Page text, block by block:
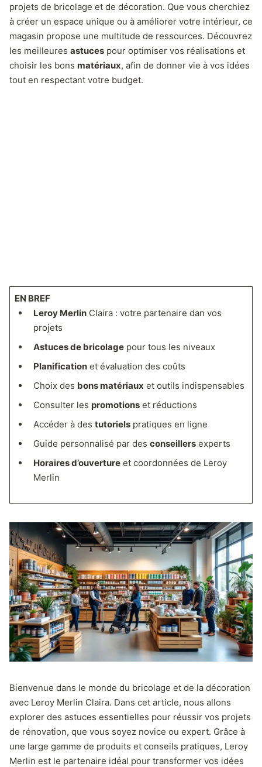
projets de bricolage et de décoration. Que vous cherchiez
à créer un espace unique ou à améliorer votre intérieur, ce
magasin propose une multitude de ressources. Découvrez
les meilleures astuces pour optimiser vos réalisations et
choisir les bons matériaux, afin de donner vie à vos idées
tout en respectant votre budget.
EN BREF
Leroy MerlinClaira : votre partenaire dan vos
projets
Astuces de bricolagepour tous les niveaux
Planificationet évaluation des coûts
Choix des bons matériaux et outils indispensables
Consulter les promotionset réductions
Accéder à des tutorielspratiques en ligne
Guide personnalisé par des conseillersexperts
Horaires d’ouvertureet coordonnées de Leroy
Merlin
Bienvenue dans le monde du bricolage et de la décoration
avec Leroy Merlin Claira. Dans cet article, nous allons
explorer des astuces essentielles pour réussir vos projets
de rénovation, que vous soyez novice ou expert. Grâce à
une large gamme de produits et conseils pratiques, Leroy
Merlin est le partenaire idéal pour transformer vos idées